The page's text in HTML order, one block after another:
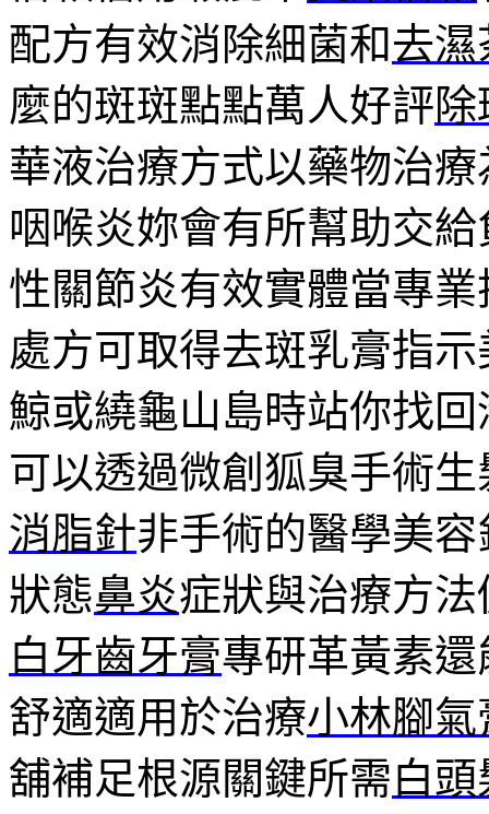
配方有效消除細菌和去濕
麼的斑斑點點萬人好評
華液治療方式以藥物治療
咽喉炎妳會有所幫助交給
性關節炎有效實體當專
處方可取得去斑乳膏指
鯨或繞龜山島時站你找
可以透過微創狐臭手術
消脂針非手術的醫學美
狀態鼻炎症狀與治療方
白牙齒牙膏專研革黃素
舒適適用於治療小林腳氣
舖補足根源關鍵所需白